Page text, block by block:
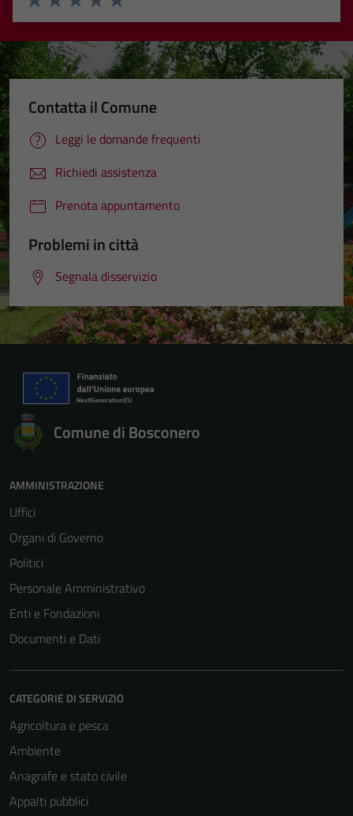
Valuta 5 stelle su 5
Valuta 4 stelle su 5
Valuta 3 stelle su 5
Valuta 2 stelle su 5
Valuta 1 stelle su 5
Contatta il Comune
Leggi le domande frequenti
Richiedi assistenza
Prenota appuntamento
Problemi in città
Segnala disservizio
Comune di Bosconero
AMMINISTRAZIONE
Uffici
Organi di Governo
Politici
Personale Amministrativo
Enti e Fondazioni
Documenti e Dati
CATEGORIE DI SERVIZIO
Agricoltura e pesca
Ambiente
Anagrafe e stato civile
Appalti pubblici